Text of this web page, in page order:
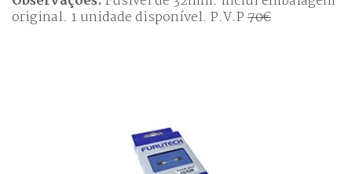
original. 1 unidade disponível. P.V.P 70€